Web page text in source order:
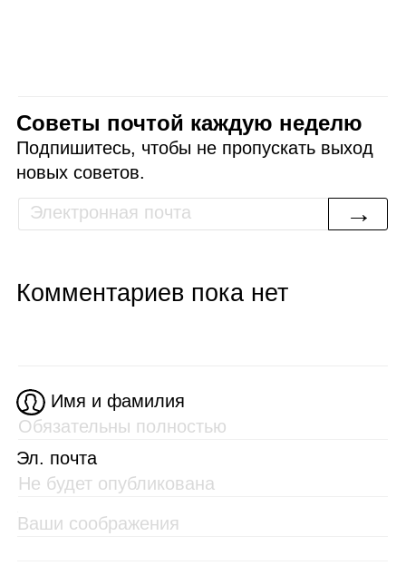
Советы почтой каждую неделю
Подпишитесь, чтобы не пропускать выход
новых советов.
→
Комментариев пока нет
Имя и фамилия
Эл. почта